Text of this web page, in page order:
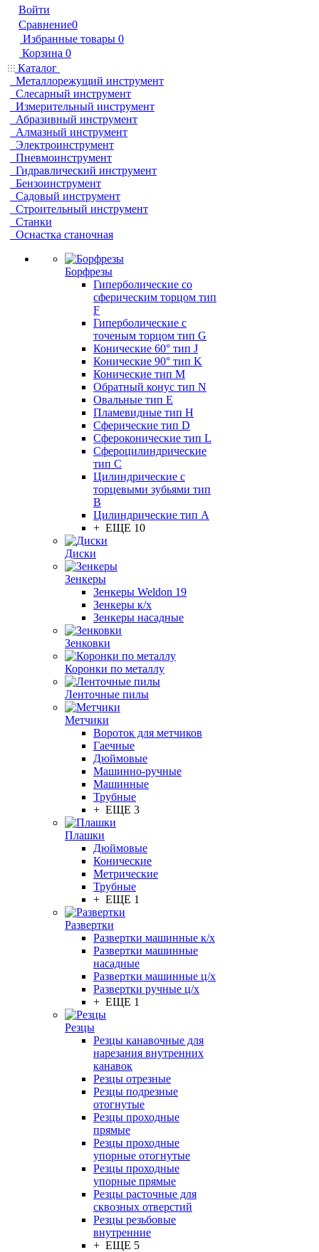
Войти
Сравнение0
Избранные товары 0
Корзина 0
Каталог
Металлорежущий инструмент
Слесарный инструмент
Измерительный инструмент
Абразивный инструмент
Алмазный инструмент
Электроинструмент
Пневмоинструмент
Гидравлический инструмент
Бензоинструмент
Садовый инструмент
Строительный инструмент
Станки
Оснастка станочная
Борфрезы
Гиперболические cо
сферическим торцом тип
F
Гиперболические с
точеным торцом тип G
Конические 60° тип J
Конические 90° тип K
Конические тип M
Обратный конус тип N
Овальные тип E
Пламевидные тип H
Сферические тип D
Сфероконические тип L
Сфероцилиндрические
тип C
Цилиндрические с
торцевыми зубьями тип
B
Цилиндрические тип А
+ ЕЩЕ 10
Диски
Зенкеры
Зенкеры Weldon 19
Зенкеры к/х
Зенкеры насадные
Зенковки
Коронки по металлу
Ленточные пилы
Метчики
Вороток для метчиков
Гаечные
Дюймовые
Машинно-ручные
Машинные
Трубные
+ ЕЩЕ 3
Плашки
Дюймовые
Конические
Метрические
Трубные
+ ЕЩЕ 1
Развертки
Развертки машинные к/х
Развертки машинные
насадные
Развертки машинные ц/х
Развертки ручные ц/х
+ ЕЩЕ 1
Резцы
Резцы канавочные для
нарезания внутренних
канавок
Резцы отрезные
Резцы подрезные
отогнутые
Резцы проходные
прямые
Резцы проходные
упорные отогнутые
Резцы проходные
упорные прямые
Резцы расточные для
сквозных отверстий
Резцы резьбовые
внутренние
+ ЕЩЕ 5